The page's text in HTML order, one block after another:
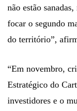
não estão
focar o segundo
do território”,
“Em novembro,
Estratégico do
investidores e o